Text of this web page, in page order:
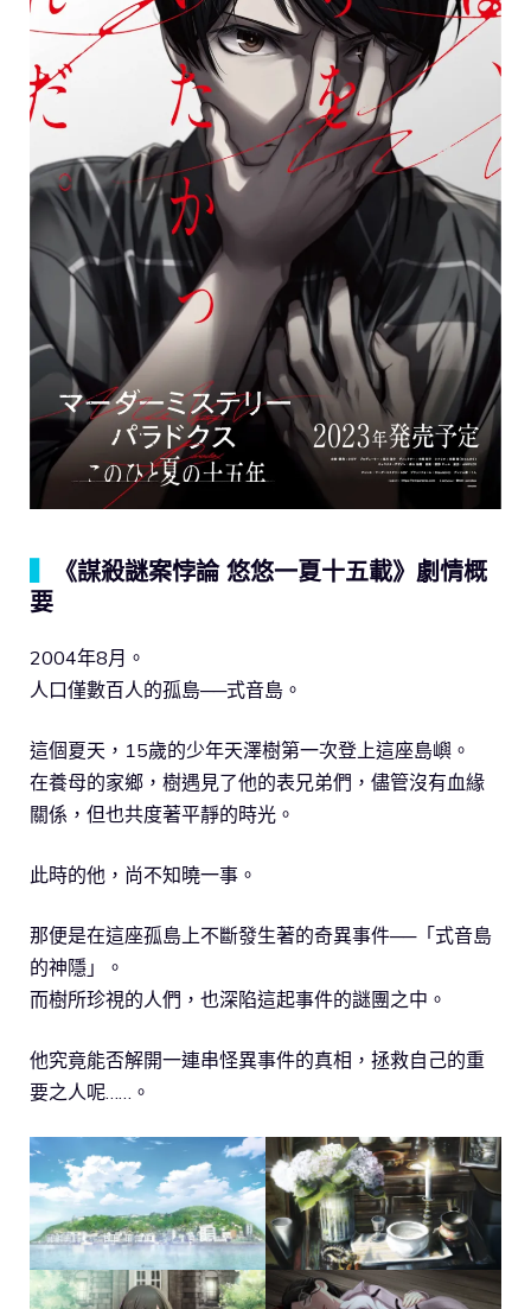
《謀殺謎案悖論 悠悠一夏十五載》劇情概
要
2004年8月。
人口僅數百人的孤島──式音島。
這個夏天，15歲的少年天澤樹第一次登上這座島嶼。
在養母的家鄉，樹遇見了他的表兄弟們，儘管沒有血緣
關係，但也共度著平靜的時光。
此時的他，尚不知曉一事。
那便是在這座孤島上不斷發生著的奇異事件──「式音島
的神隱」。
而樹所珍視的人們，也深陷這起事件的謎團之中。
他究竟能否解開一連串怪異事件的真相，拯救自己的重
要之人呢……。